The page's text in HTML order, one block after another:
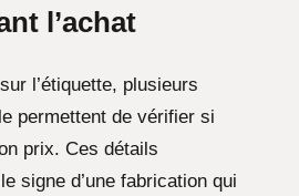
l’achat
l’étiquette, plusieurs
permettent de vérifier si
prix. Ces détails
signe d’une fabrication qui